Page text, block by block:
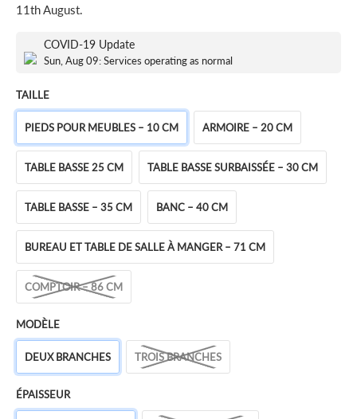
11th August.
COVID-19 Update
Sun, Aug 09: Services operating as normal
TAILLE
PIEDS POUR MEUBLES – 10 CM ARMOIRE – 20 CM
TABLE BASSE 25 CM TABLE BASSE SURBAISSÉE – 30 CM
TABLE BASSE – 35 CM BANC – 40 CM
BUREAU ET TABLE DE SALLE À MANGER – 71 CM
COMPTOIR – 86 CM
MODÈLE
DEUX BRANCHES TROIS BRANCHES
ÉPAISSEUR